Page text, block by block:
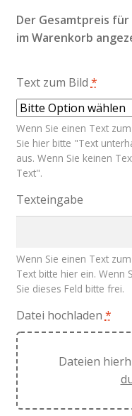
Der Gesamtpreis
im Warenkorb
Text zum Bild *
Wenn Sie einen Text
Sie hier bitte "Text
aus. Wenn Sie keinen
Text".
Texteingabe
Wenn Sie einen Text
Text bitte hier ein. Wenn
Sie dieses Feld bitte frei.
Datei hochladen *
Dateien